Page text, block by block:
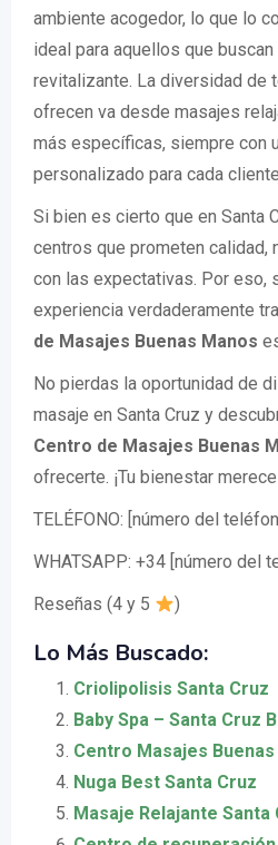
ambiente acogedor, lo que lo
ideal para aquellos que
revitalizante. La diversidad de
ofrecen va desde masajes
más específicas, siempre con
personalizado para cada
Si bien es cierto que en Santa
centros que prometen calidad,
con las expectativas. Por eso,
experiencia verdaderamente
de Masajes Buenas Manos
No pierdas la oportunidad de
masaje en Santa Cruz y
Centro de Masajes Buenas
ofrecerte. ¡Tu bienestar
TELÉFONO: [número del
WHATSAPP: +34 [número del
Reseñas (4 y 5
)
Lo Más Buscado:
Criolipolisis Santa Cruz
Baby Spa – Santa Cruz
Centro Masajes
Nuga Best Santa Cruz
Masaje Relajante Santa